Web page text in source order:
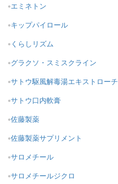
エミネトン
キップパイロール
くらしリズム
グラクソ・スミスクライン
サトウ駆風解毒湯エキストローチ
サトウ口内軟膏
佐藤製薬
佐藤製薬サプリメント
サロメチール
サロメチールジクロ